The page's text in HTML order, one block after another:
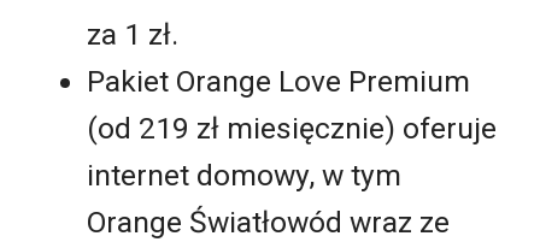
za 1 zł.
Pakiet Orange Love Premium
(od 219 zł miesięcznie) oferuje
internet domowy, w tym
Orange Światłowód wraz ze